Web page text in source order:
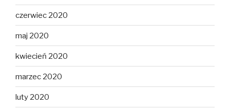
czerwiec 2020
maj 2020
kwiecień 2020
marzec 2020
luty 2020